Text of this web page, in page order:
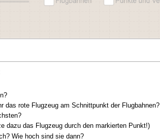
das rote Flugzeug am Schnittpunkt der Flugbahnen?
dazu das Flugzeug durch den markierten Punkt!)
Wie hoch sind sie dann?